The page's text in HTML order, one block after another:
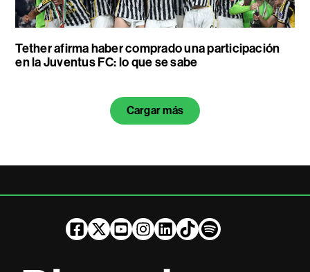
Tether afirma haber comprado una participación
en la Juventus FC: lo que se sabe
Cargar más